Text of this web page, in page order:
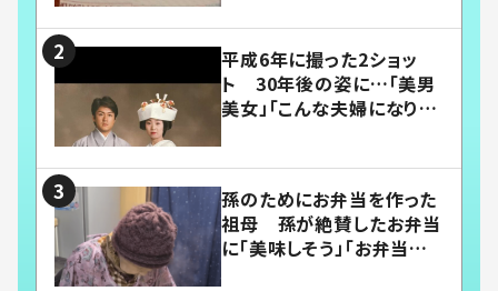
平成6年に撮った2ショッ
ト 30年後の姿に…「美男
美女」「こんな夫婦になりた
孫のためにお弁当を作った
祖母 孫が絶賛したお弁当
に「美味しそう」「お弁当すご